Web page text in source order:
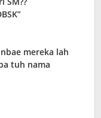
mereka lah
tuh nama